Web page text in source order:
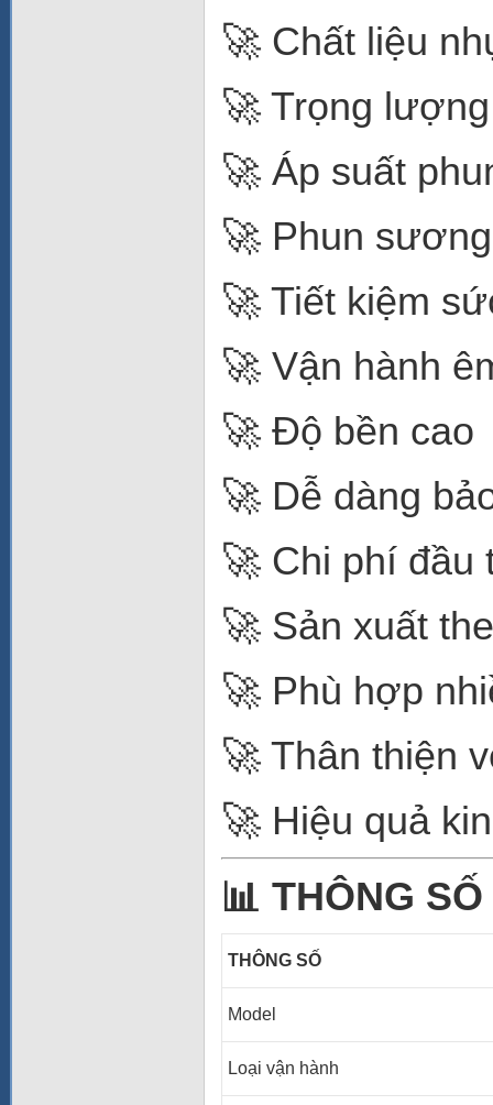
🚀 Chất liệu
🚀 Trọng
🚀 Áp suất
🚀 Phun
🚀 Tiết kiệm
🚀 Vận hành
🚀 Độ bền cao
🚀 Dễ dàng
🚀 Chi phí đầu
🚀 Sản xuất
🚀 Phù hợp
🚀 Thân thiện
🚀 Hiệu quả
📊 THÔNG
THÔNG SỐ
Model
Loại vận hành